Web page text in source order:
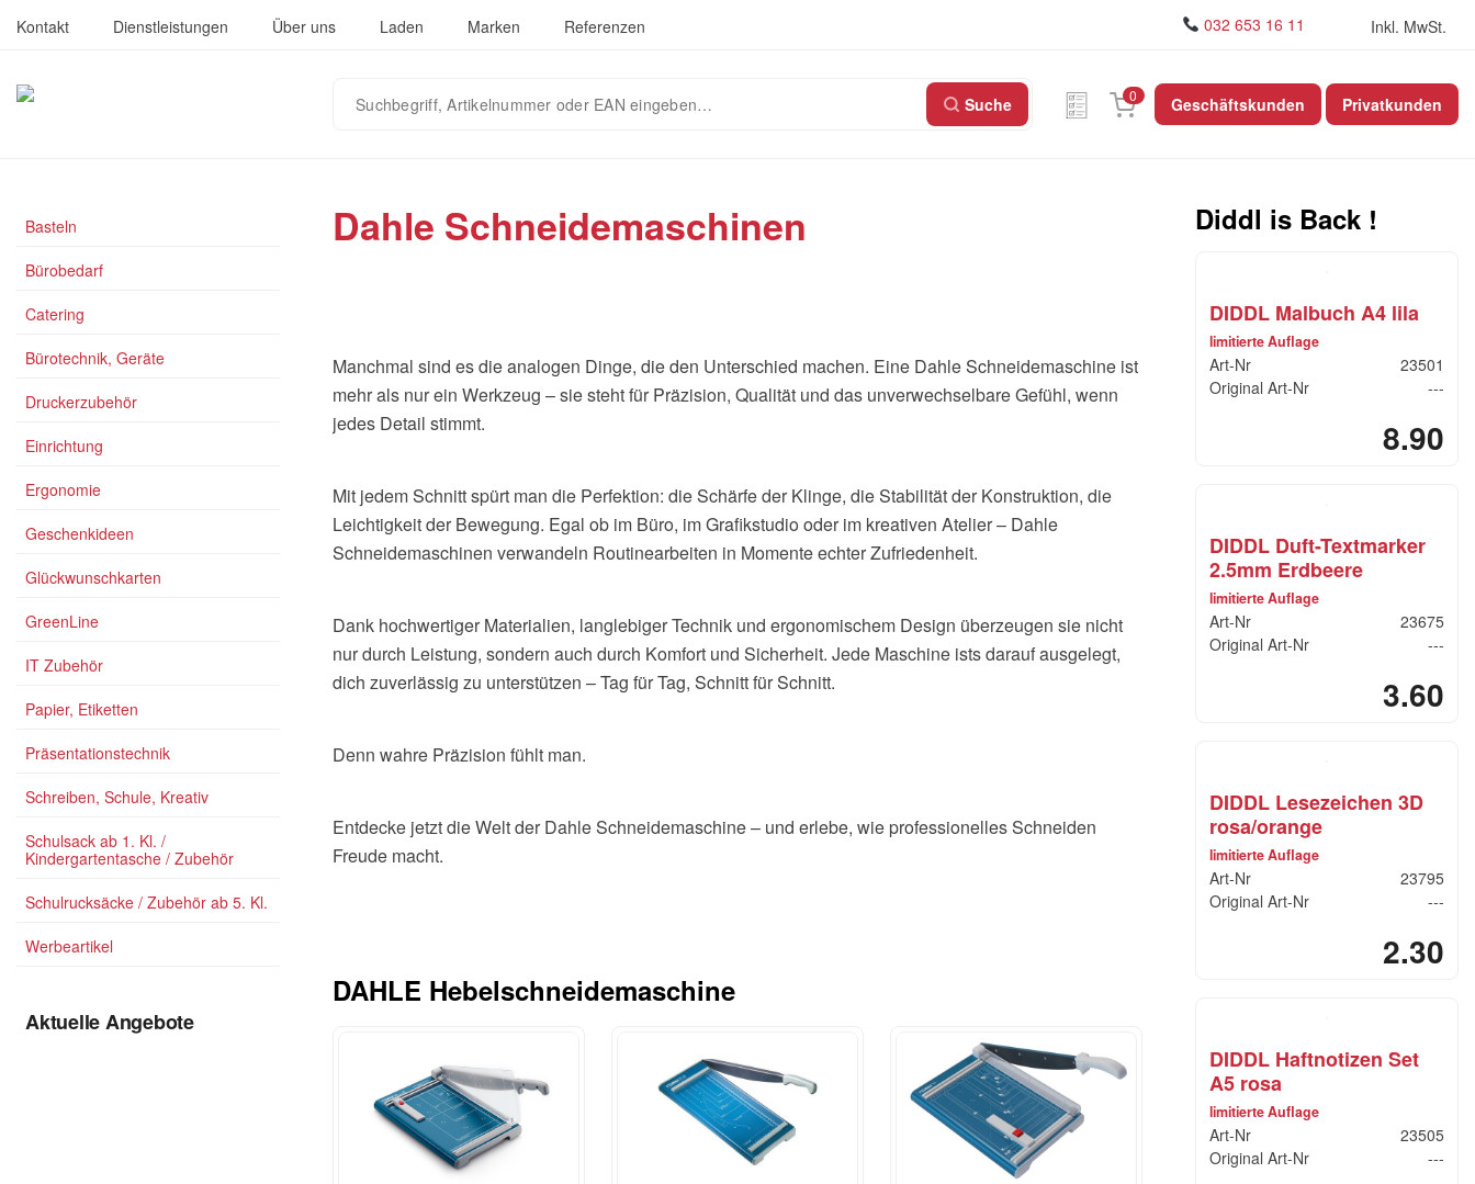
Kontakt Dienstleistungen Über uns Laden Marken Referenzen 032 653 16 11 Inkl. MwSt.
Suchbegriff,
eingeben…
Suche 0 Geschäftskunden Privatkunden
Basteln
Bürobedarf
Catering
Bürotechnik, Geräte
Druckerzubehör
Einrichtung
Ergonomie
Geschenkideen
Glückwunschkarten
GreenLine
IT Zubehör
Papier, Etiketten
Präsentationstechnik
Schreiben, Schule, Kreativ
Schulsack ab 1. Kl. /
Kindergartentasche / Zubehör
Schulrucksäcke / Zubehör ab 5. Kl.
Werbeartikel
Aktuelle Angebote
Dahle Schneidemaschinen
Manchmal sind es die analogen Dinge, die den Unterschied machen. Eine Dahle Schneidemaschine ist
mehr als nur ein Werkzeug – sie steht für Präzision, Qualität und das unverwechselbare Gefühl, wenn
jedes Detail stimmt.
Mit jedem Schnitt spürt man die Perfektion: die Schärfe der Klinge, die Stabilität der Konstruktion, die
Leichtigkeit der Bewegung. Egal ob im Büro, im Grafikstudio oder im kreativen Atelier – Dahle
Schneidemaschinen verwandeln Routinearbeiten in Momente echter Zufriedenheit.
Dank hochwertiger Materialien, langlebiger Technik und ergonomischem Design überzeugen sie nicht
nur durch Leistung, sondern auch durch Komfort und Sicherheit. Jede Maschine ists darauf ausgelegt,
dich zuverlässig zu unterstützen – Tag für Tag, Schnitt für Schnitt.
Denn wahre Präzision fühlt man.
Entdecke jetzt die Welt der Dahle Schneidemaschine – und erlebe, wie professionelles Schneiden
Freude macht.
DAHLE Hebelschneidemaschine
Diddl is Back !
DIDDL Malbuch A4 lila
limitierte Auflage
Art-Nr
23501
Original Art-Nr
---
8.90
DIDDL Duft-Textmarker
2.5mm Erdbeere
limitierte Auflage
Art-Nr
23675
Original Art-Nr
---
3.60
DIDDL Lesezeichen 3D
rosa/orange
limitierte Auflage
Art-Nr
23795
Original Art-Nr
---
2.30
DIDDL Haftnotizen Set
A5 rosa
limitierte Auflage
Art-Nr
23505
Original Art-Nr
---